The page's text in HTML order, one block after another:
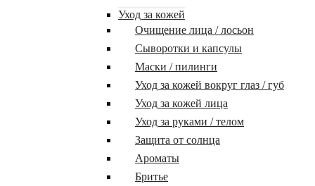
Уход за кожей
Очищение лица / лосьон
Сыворотки и капсулы
Маски / пилинги
Уход за кожей вокруг глаз / губ
Уход за кожей лица
Уход за руками / телом
Защита от солнца
Ароматы
Бритье